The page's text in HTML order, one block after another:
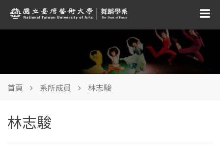
首頁 系所成員 林志駿
林志駿